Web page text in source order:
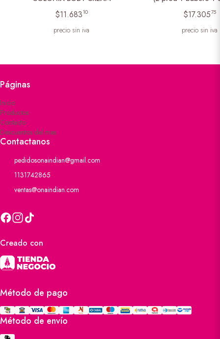
$11.68310
precio sin iva
$17.30575
precio sin iva
Páginas
Inicio
Productos
Contacto
Descuentos del mes
Contactanos
pedidosonaindian@gmail.com
1131742865
ventas@onaindian.com
Creado con
Método de pago
Método de envío